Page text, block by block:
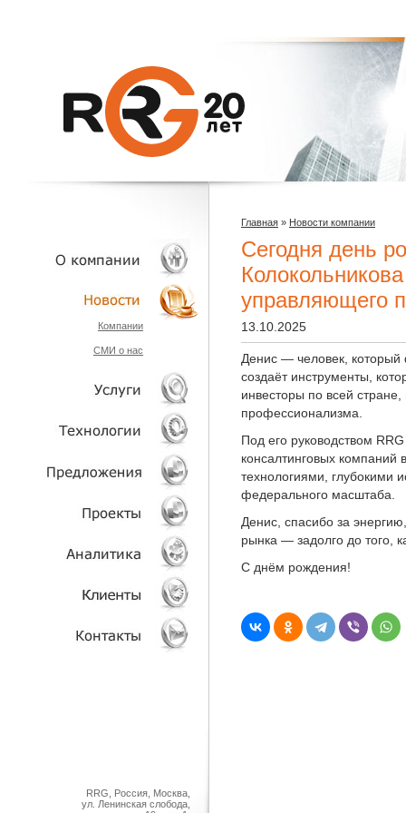
О КОМПАНИИ
НОВОСТИ
Компании
СМИ о нас
УСЛУГИ
ТЕХНОЛОГИИ
ОБЪЕКТЫ
ПРОЕКТЫ
АНАЛИТИКА
КЛИЕНТЫ
Главная » Новости компании
Сегодня день
управляющего
13.10.2025
Денис — человек,
создаёт инструменты,
инвесторы по всей
профессионализма.
Под его руководством
консалтинговых
технологиями, глубокими
федерального масштаба.
Денис, спасибо за
рынка — задолго до того,
С днём рождения!
RRG, Россия, Москва,
ул. Ленинская слобода,